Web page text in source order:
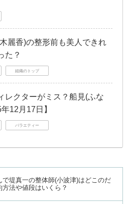
麗香)の整形前も美人できれ
た？
組織のトップ
レクターがミス？船見(ふな
12月17日】
バラエティー
で堤真一の整体師(小波津)はどこのだ
方法や値段はいくら？